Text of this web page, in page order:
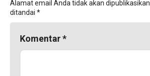
Alamat email Anda tidak akan dipublikasikan.
ditandai *
Komentar*